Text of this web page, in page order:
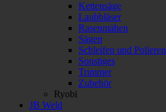
Kettensäge
Laubbläser
Rasenmähen
Sägen
Schleifen und Polieren
Sonstiges
Trimmer
Zubehör
Ryobi
JB Weld